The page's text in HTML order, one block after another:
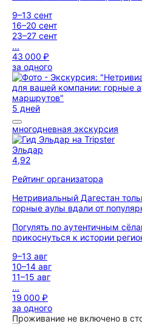
9–13 сент
16–20 сент
23–27 сент
...
43 000 ₽
за одного
5 дней
многодневная экскурсия
Эльдар
4,92
Рейтинг организатора
Нетривиальный Дагестан
горные аулы вдали от
Погулять по аутентичным
прикоснуться к истории
9–13 авг
10–14 авг
11–15 авг
...
19 000 ₽
за одного
Проживание не включено в